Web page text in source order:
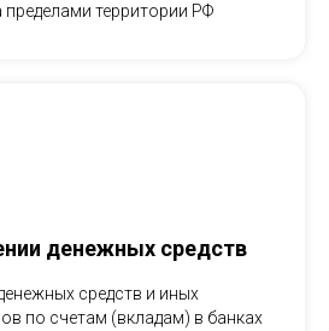
территории РФ
денежных средств
средств и иных
по счетам (вкладам) в банках